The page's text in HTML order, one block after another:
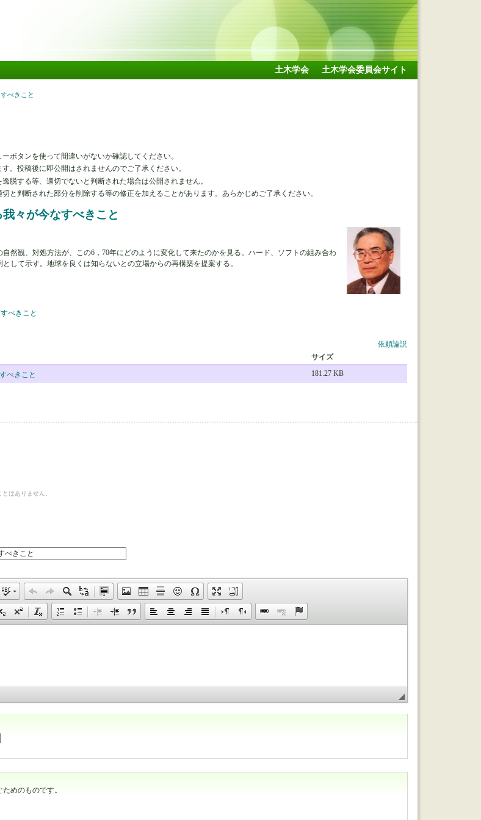
土木学会 土木学会委員会サイト
べきこと
ボタンを使って間違いがないか確認してください。
。投稿後に即公開はされませんのでご了承ください。
脱する等、適切でないと判断された場合は公開されません。
と判断された部分を削除する等の修正を加えることがあります。あらかじめご了承ください。
々が今なすべきこと
然観、対処方法が、この6，70年にどのように変化して来たのかを見る。ハード、ソフトの組み合わ
して示す。地球を良くは知らないとの立場からの再構築を提案する。
べきこと
依頼論説
サイズ
べきこと 181.27 KB
はありません。
めのものです。